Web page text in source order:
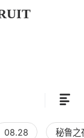
08.28 秘鲁之